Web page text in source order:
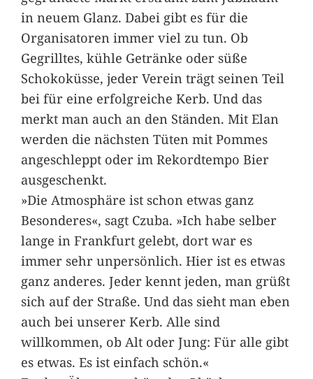
in neuem Glanz. Dabei gibt es für die
Organisatoren immer viel zu tun. Ob
Gegrilltes, kühle Getränke oder süße
Schokoküsse, jeder Verein trägt seinen Teil
bei für eine erfolgreiche Kerb. Und das
merkt man auch an den Ständen. Mit Elan
werden die nächsten Tüten mit Pommes
angeschleppt oder im Rekordtempo Bier
ausgeschenkt.
»Die Atmosphäre ist schon etwas ganz
Besonderes«, sagt Czuba. »Ich habe selber
lange in Frankfurt gelebt, dort war es
immer sehr unpersönlich. Hier ist es etwas
ganz anderes. Jeder kennt jeden, man grüßt
sich auf der Straße. Und das sieht man eben
auch bei unserer Kerb. Alle sind
willkommen, ob Alt oder Jung: Für alle gibt
es etwas. Es ist einfach schön.«